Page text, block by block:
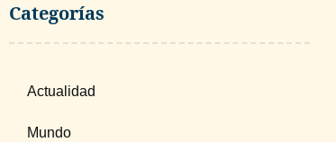
Categorías
Actualidad
Mundo